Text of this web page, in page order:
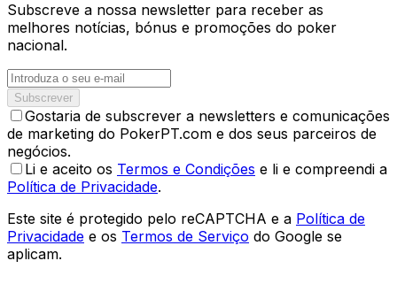
Subscreve a nossa newsletter para receber as
melhores notícias, bónus e promoções do poker
nacional.
Subscrever
Gostaria de subscrever a newsletters e comunicações
de marketing do PokerPT.com e dos seus parceiros de
negócios.
Li e aceito os Termos e Condições e li e compreendi a
Política de Privacidade.
Este site é protegido pelo reCAPTCHA e a Política de
Privacidade e os Termos de Serviço do Google se
aplicam.